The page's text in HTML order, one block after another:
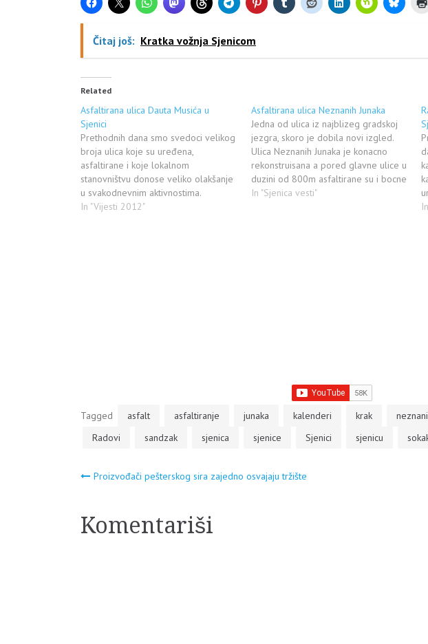
Čitaj još: Kratka vožnja Sjenicom
Related
Asfaltirana ulica Dauta Musića u
Sjenici
Prethodnih dana smo svedoci velikog
broja ulica koje su uređena,
asfaltirane i koje lokalnom
stanovništvu donose veliko olakšanje
u svakodnevnim aktivnostima.
Asfaltirana je i ulica Dauta Musića,
In "Vijesti 2012"
Asfaltirana ulica Neznanih Junaka
Jedna od ulica iz najblizeg gradskoj
jezgra, skoro je dobila novi izgled.
Ulica Neznanih Junaka je konacno
rekonstruisana a pored glavne ulice u
duzini od 800m asfaltirane su i bocne
ulice. Radove je izvodio AD Novi
In "Sjenica vesti"
Tagged asfalt asfaltiranje junaka kalenderi krak
Radovi
sandzak sjenica sjenice Sjenici sjenicu
Navigacija
članaka
Proizvođači pešterskog sira zajedno osvajaju tržište
Komentariši